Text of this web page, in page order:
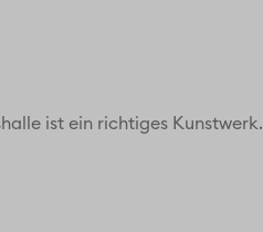
ist ein richtiges Kunstwerk.